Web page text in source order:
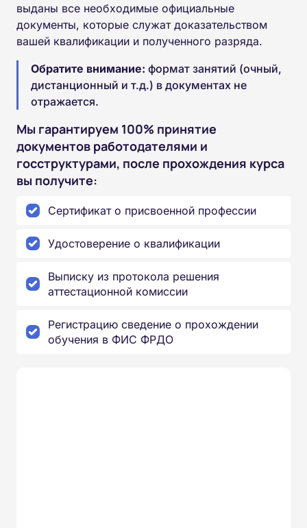
выданы все необходимые официальные
документы, которые служат доказательством
вашей квалификации и полученного разряда.
Обратите внимание: формат занятий (очный,
дистанционный и т.д.) в документах не
отражается.
Мы гарантируем 100% принятие
документов работодателями и
госструктурами, после прохождения курса
вы получите:
Сертификат о присвоенной профессии
Удостоверение о квалификации
Выписку из протокола решения
аттестационной комиссии
Регистрацию сведение о прохождении
обучения в ФИС ФРДО